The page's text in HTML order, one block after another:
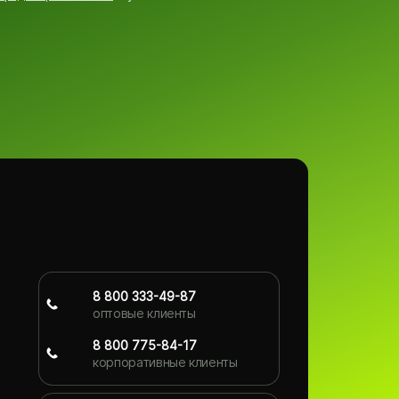
8 800 333-49-87
оптовые клиенты
8 800 775-84-17
корпоративные клиенты